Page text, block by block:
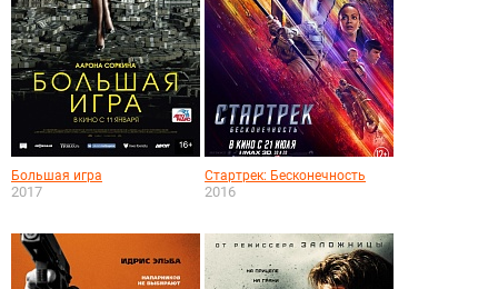
Большая игра
2017
Стартрек: Бесконечность
2016